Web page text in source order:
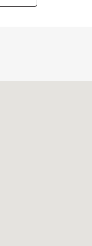
開發商